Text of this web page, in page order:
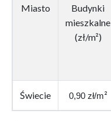
Miasto
Budynki
mieszkalne
(zł/m²)
Świecie 0,90 zł/m²